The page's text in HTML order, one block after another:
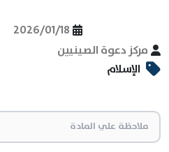
مركز دعوة الصينيين
2026/01/18
الإسلام